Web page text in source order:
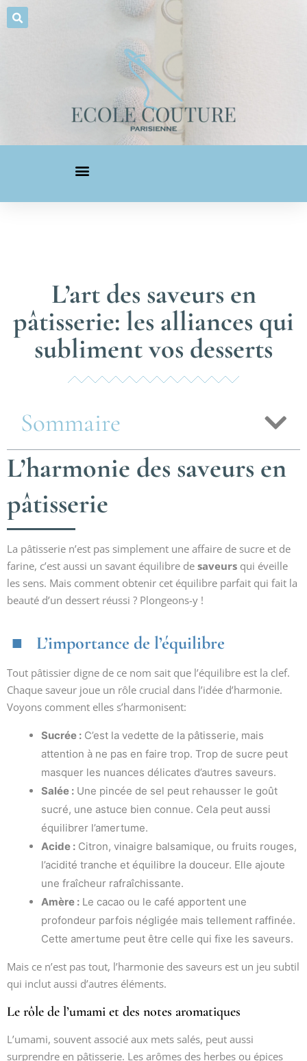
L’art des saveurs en
pâtisserie: les alliances qui
subliment vos desserts
Sommaire
L’harmonie des saveurs en
pâtisserie
La pâtisserie n’est pas simplement une affaire de sucre et de
farine, c’est aussi un savant équilibre de saveurs qui éveille
les sens. Mais comment obtenir cet équilibre parfait qui fait la
beauté d’un dessert réussi ? Plongeons-y !
L’importance de l’équilibre
Tout pâtissier digne de ce nom sait que l’équilibre est la clef.
Chaque saveur joue un rôle crucial dans l’idée d’harmonie.
Voyons comment elles s’harmonisent:
Sucrée : C’est la vedette de la pâtisserie, mais
attention à ne pas en faire trop. Trop de sucre peut
masquer les nuances délicates d’autres saveurs.
Salée : Une pincée de sel peut rehausser le goût
sucré, une astuce bien connue. Cela peut aussi
équilibrer l’amertume.
Acide : Citron, vinaigre balsamique, ou fruits rouges,
l’acidité tranche et équilibre la douceur. Elle ajoute
une fraîcheur rafraîchissante.
Amère : Le cacao ou le café apportent une
profondeur parfois négligée mais tellement raffinée.
Cette amertume peut être celle qui fixe les saveurs.
Mais ce n’est pas tout, l’harmonie des saveurs est un jeu subtil
qui inclut aussi d’autres éléments.
Le rôle de l’umami et des notes aromatiques
L’umami, souvent associé aux mets salés, peut aussi
surprendre en pâtisserie. Les arômes des herbes ou épices